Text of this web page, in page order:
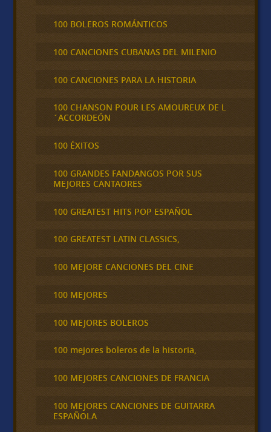
100 BOLEROS ROMÁNTICOS
100 CANCIONES CUBANAS DEL MILENIO
100 CANCIONES PARA LA HISTORIA
100 CHANSON POUR LES AMOUREUX DE L
´ACCORDEÓN
100 ÉXITOS
100 GRANDES FANDANGOS POR SUS
MEJORES CANTAORES
100 GREATEST HITS POP ESPAÑOL
100 GREATEST LATIN CLASSICS,
100 MEJORE CANCIONES DEL CINE
100 MEJORES
100 MEJORES BOLEROS
100 mejores boleros de la historia,
100 MEJORES CANCIONES DE FRANCIA
100 MEJORES CANCIONES DE GUITARRA
ESPAÑOLA